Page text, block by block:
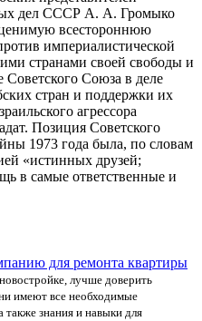
дел СССР А. А. Громыко
всестороннюю
империалистической
странами своей свободы и
Советского Союза в деле
стран и поддержки их
агрессора
Позиция Советского
1973 года была, по словам
«истинных друзей;
в самые ответственные и
для ремонта квартиры
лучше доверить
имеют все необходимые
знания и навыки для